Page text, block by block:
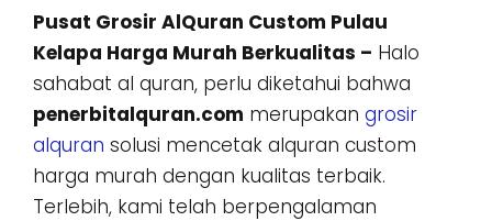
Pusat Grosir AlQuran Custom Pulau
Kelapa Harga Murah Berkualitas – Halo
sahabat al quran, perlu diketahui bahwa
penerbitalquran.com merupakan grosir
alquran solusi mencetak alquran custom
harga murah dengan kualitas terbaik.
Terlebih, kami telah berpengalaman